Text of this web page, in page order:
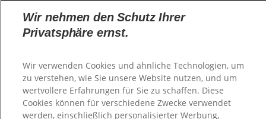
Turkey - Türkiye
Ukraine - Україна
Wir nehmen den Schutz Ihrer
Privatsphäre ernst.
Wir verwenden Cookies und ähnliche Technologien, um
zu verstehen, wie Sie unsere Website nutzen, und um
wertvollere Erfahrungen für Sie zu schaffen. Diese
Cookies können für verschiedene Zwecke verwendet
werden, einschließlich personalisierter Werbung,